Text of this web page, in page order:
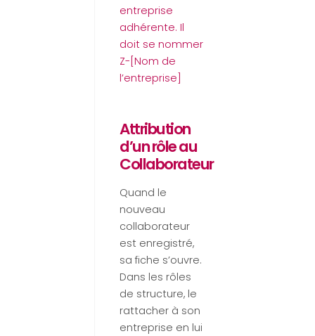
entreprise
adhérente. Il
doit se nommer
Z-[Nom de
l’entreprise]
Attribution
d’un rôle au
Collaborateur
Quand le
nouveau
collaborateur
est enregistré,
sa fiche s’ouvre.
Dans les rôles
de structure, le
rattacher à son
entreprise en lui